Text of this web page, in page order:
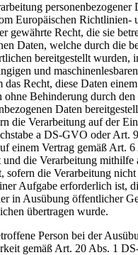
personenbezogener
Europäischen Richtlinien-
gewährte Recht, die sie
Daten, welche durch die
bereitgestellt wurden,
und
das Recht, diese Daten
ohne Behinderung durch
Daten
die Verarbeitung auf der
a DS-GVO oder Art.
einem Vertrag gemäß Art. 6
die Verarbeitung mithilfe
sofern die Verarbeitung
Aufgabe erforderlich ist,
in Ausübung öffentlicher
übertragen wurde.
Person bei der
gemäß Art. 20 Abs. 1